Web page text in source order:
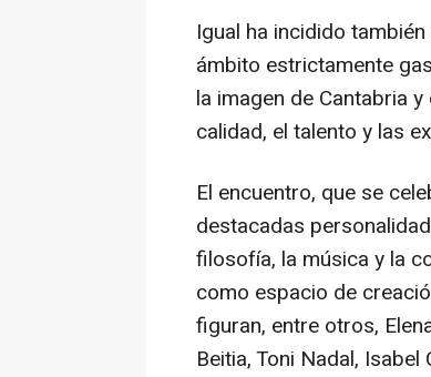
Igual ha incidido
ámbito estrictamente
la imagen de Cantabria
calidad, el talento y las
El encuentro, que se
destacadas
filosofía, la música y la
como espacio de
figuran, entre otros,
Beitia, Toni Nadal,